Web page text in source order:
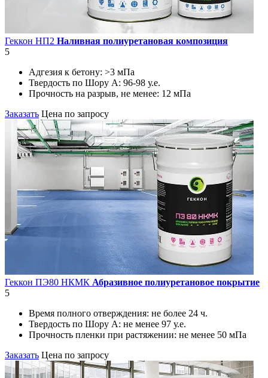
Геккон НП2 Наливная полиуретановая композиция
5
Адгезия к бетону: >3 мПа
Твердость по Шору А: 96-98 у.е.
Прочность на разрыв, не менее: 12 мПа
Заказать Цена по запросу
Геккон ПЭ80 НКМК Абразивное полиуретановое покрытие
5
Время полного отверждения: не более 24 ч.
Твердость по Шору А: не менее 97 у.е.
Прочность пленки при растяжении: не менее 50 мПа
Заказать Цена по запросу